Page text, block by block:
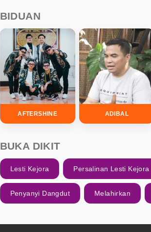
BIDUAN
AFTERSHINE ADIBAL
BUKA DIKIT
Lesti Kejora Persalinan Lesti Kejora
Penyanyi Dangdut Melahirkan